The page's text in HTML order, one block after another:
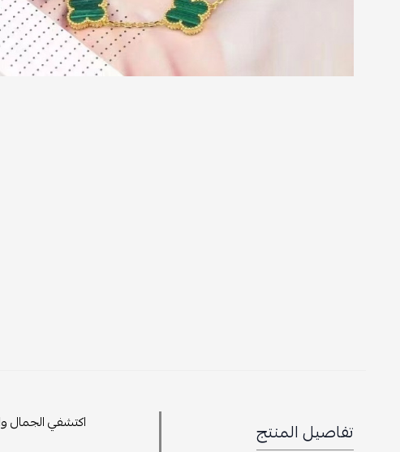
تفاصيل المنتج
اكتشفي الجمال